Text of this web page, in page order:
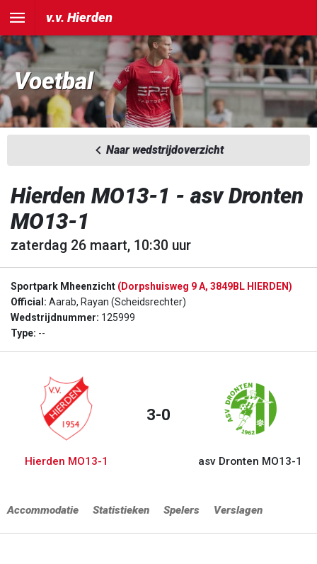
v.v. Hierden
Voetbal
Naar wedstrijdoverzicht
Hierden MO13-1 - asv Dronten
MO13-1
zaterdag 26 maart, 10:30 uur
Sportpark Mheenzicht (Dorpshuisweg 9 A, 3849BL HIERDEN)
Official: Aarab, Rayan (Scheidsrechter)
Wedstrijdnummer: 125999
Type: --
Hierden MO13-1
3-0
asv Dronten MO13-1
Accommodatie Statistieken Spelers Verslagen